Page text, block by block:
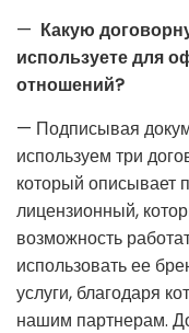
— Какую
используете для
отношений?
— Подписывая
используем три
который описывает
лицензионный,
возможность
использовать ее
услуги, благодаря
нашим партнерам.